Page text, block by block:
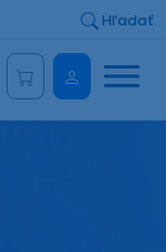
Hľadať
Menu